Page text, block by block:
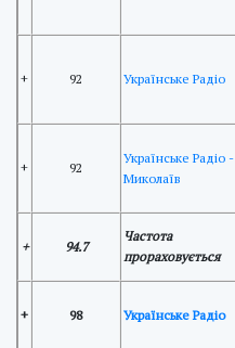
+ 92 Українське Радіо
+ 92
Українське Радіо -
Миколаїв
+ 94.7
Частота
прораховується
+ 98 Українське Радіо